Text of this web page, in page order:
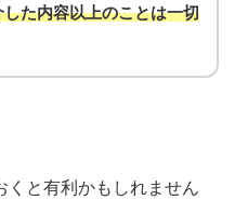
た内容以上のことは一切
くと有利かもしれません